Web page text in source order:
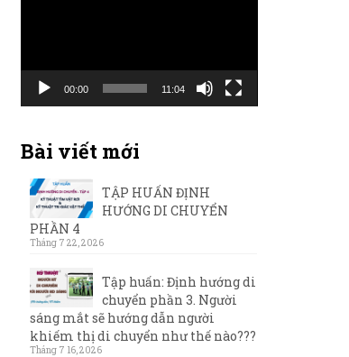
00:00 11:04
Bài viết mới
TẬP HUẤN ĐỊNH
HƯỚNG DI CHUYỂN
PHẦN 4
Tháng 7 22, 2026
Tập huấn: Định hướng di
chuyển phần 3. Người
sáng mắt sẽ hướng dẫn người
khiếm thị di chuyển như thế nào???
Tháng 7 16, 2026